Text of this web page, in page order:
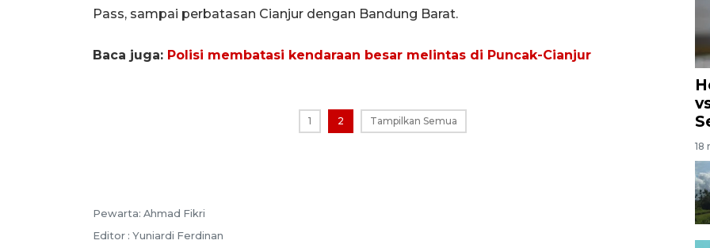
Pass, sampai perbatasan Cianjur dengan Bandung Barat.
Baca juga: Polisi membatasi kendaraan besar melintas di Puncak-Cianjur
1 2 Tampilkan Semua
Pewarta: Ahmad Fikri
Editor : Yuniardi Ferdinan
18